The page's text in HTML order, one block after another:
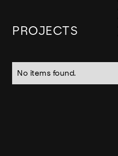
PROJECTS
No items found.